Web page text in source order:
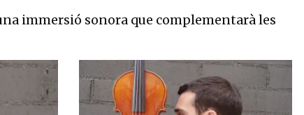
immersió sonora que complementarà les